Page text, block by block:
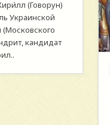
(Говорун)
Украинской
кандидат